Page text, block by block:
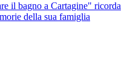
il bagno a Cartagine" ricorda
della sua famiglia